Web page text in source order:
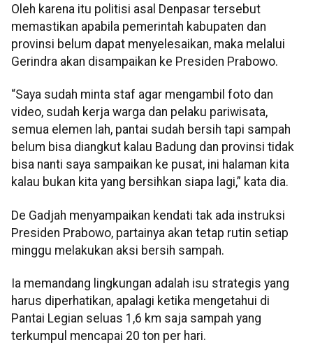
Oleh karena itu politisi asal Denpasar tersebut
memastikan apabila pemerintah kabupaten dan
provinsi belum dapat menyelesaikan, maka melalui
Gerindra akan disampaikan ke Presiden Prabowo.
“Saya sudah minta staf agar mengambil foto dan
video, sudah kerja warga dan pelaku pariwisata,
semua elemen lah, pantai sudah bersih tapi sampah
belum bisa diangkut kalau Badung dan provinsi tidak
bisa nanti saya sampaikan ke pusat, ini halaman kita
kalau bukan kita yang bersihkan siapa lagi,” kata dia.
De Gadjah menyampaikan kendati tak ada instruksi
Presiden Prabowo, partainya akan tetap rutin setiap
minggu melakukan aksi bersih sampah.
Ia memandang lingkungan adalah isu strategis yang
harus diperhatikan, apalagi ketika mengetahui di
Pantai Legian seluas 1,6 km saja sampah yang
terkumpul mencapai 20 ton per hari.